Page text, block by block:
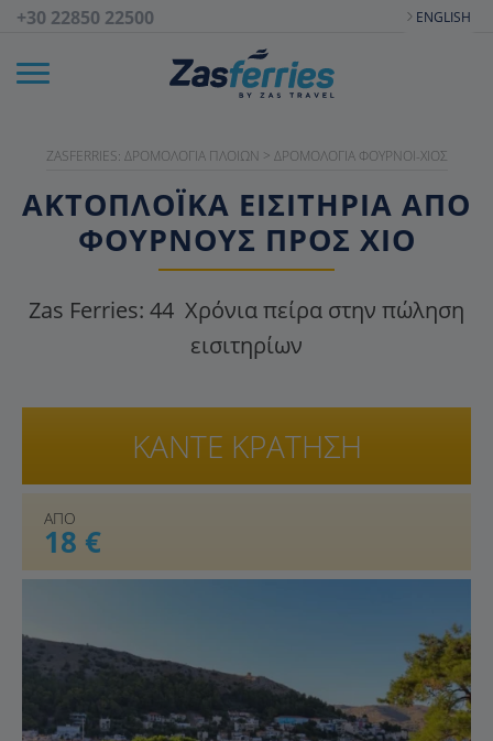
+30 22850 22500 ENGLISH
ZASFERRIES: ΔΡΟΜΟΛΌΓΙΑ ΠΛΟΊΩΝ > ΔΡΟΜΟΛΌΓΙΑ ΦΟΎΡΝΟΙ-ΧΊΟΣ
ΑΚΤΟΠΛΟΪΚΑ ΕΙΣΙΤΉΡΙΑ ΑΠΌ
ΦΟΎΡΝΟΥΣ ΠΡΟΣ ΧΊΟ
Zas Ferries: 44 Χρόνια πείρα στην πώληση
εισιτηρίων
ΑΠΟ
18 €
ΚΑΝΤΕ ΚΡΑΤΗΣΗ